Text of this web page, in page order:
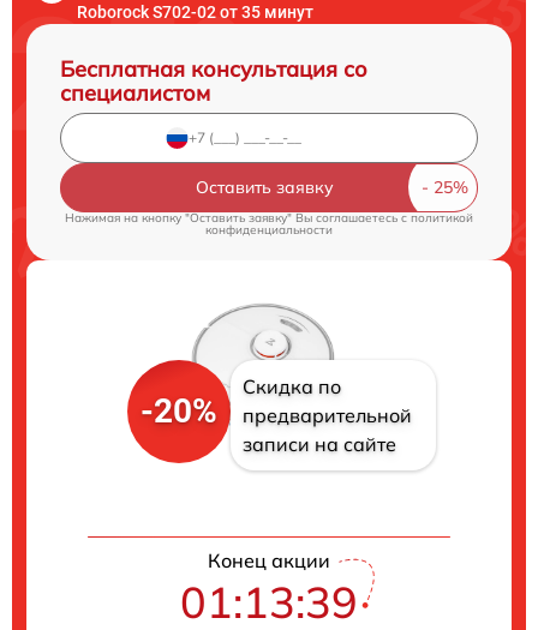
Roborock S702-02 от 35 минут
Бесплатная консультация со
специалистом
Оставить заявку
Нажимая на кнопку "Оставить заявку" Вы соглашаетесь cполитикой
конфиденциальности
-20%
Скидка по
предварительной
записи на сайте
Конец акции
01:13:38